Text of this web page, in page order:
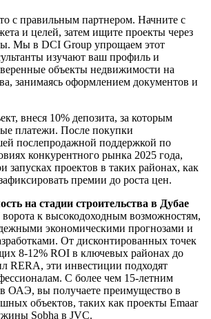
с правильным партнером. Начните с
и целей, затем ищите проекты через
Мы в DCI Group упрощаем этот
изучают ваш профиль и
объекты недвижимости на
занимаясь оформлением документов и
внеся 10% депозита, за которым
платежи. После покупки
послепродажной поддержкой по
конкурентного рынка 2025 года,
запусках проектов в таких районах, как
премии до роста цен.
на стадии строительства в Дубае
ворота к высокодоходным возможностям,
экономическими прогнозами и
От дисконтированных точек
8-12% ROI в ключевых районах до
RERA, эти инвестиции подходят
С более чем 15-летним
ОАЭ, вы получаете преимущество в
объектов, таких как проекты Emaar
Sobha в JVC.